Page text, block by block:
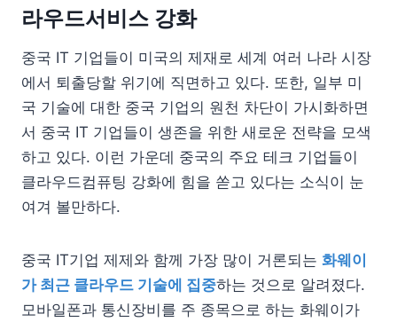
라우드서비스 강화
중국 IT 기업들이 미국의 제재로 세계 여러 나라 시장
에서 퇴출당할 위기에 직면하고 있다. 또한, 일부 미
국 기술에 대한 중국 기업의 원천 차단이 가시화하면
서 중국 IT 기업들이 생존을 위한 새로운 전략을 모색
하고 있다. 이런 가운데 중국의 주요 테크 기업들이
클라우드컴퓨팅 강화에 힘을 쏟고 있다는 소식이 눈
여겨 볼만하다.
중국 IT기업 제제와 함께 가장 많이 거론되는 화웨이
가 최근 클라우드 기술에 집중하는 것으로 알려졌다.
모바일폰과 통신장비를 주 종목으로 하는 화웨이가